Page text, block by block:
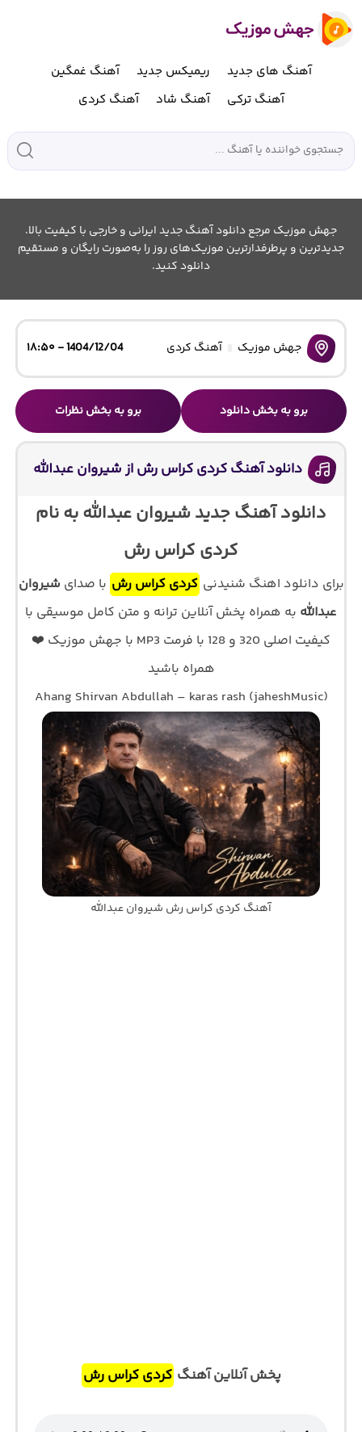
آهنگ های جدید ریمیکس جدید
آهنگ غمگین
آهنگ ترکی
آهنگ شاد آهنگ کردی
جهش موزیک مرجع دانلود آهنگ جدید ایرانی و خارجی با کیفیت بالا.
جدیدترین و پرطرفدارترین موزیک‌های روز را به‌صورت رایگان و مستقیم
دانلود کنید.
جهش موزیک آهنگ کردی 1404/12/04 - ۱۸:۵۰
برو به بخش دانلود برو به بخش نظرات
دانلود آهنگ کردی کراس رش از شیروان عبدالله
دانلود آهنگ جدید شیروان عبدالله به نام
کردی کراس رش
برای دانلود اهنگ شنیدنی کردی کراس رش با صدای شیروان
عبدالله به همراه پخش آنلاین ترانه و متن کامل موسیقی با
کیفیت اصلی 320 و 128 با فرمت MP3 با جهش موزیک ❤️
همراه باشید
Ahang Shirvan Abdullah – karas rash (jaheshMusic)
آهنگ کردی کراس رش شیروان عبدالله
پخش آنلاین آهنگ کردی کراس رش